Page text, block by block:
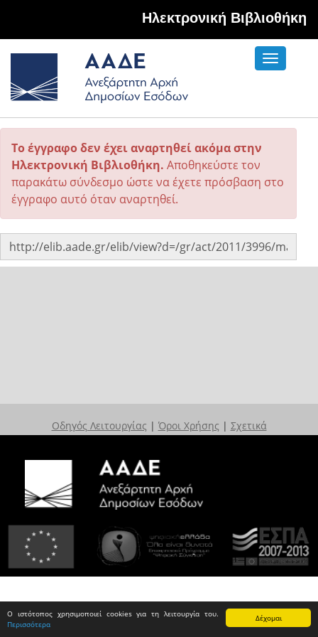
Δέχομαι
Ο ιστότοπος χρησιμοποιεί cookies για τη λειτουργία του.
Περισσότερα
Hλεκτρονική Βιβλιοθήκη
Toggle
Το έγγραφο δεν έχει αναρτηθεί ακόμα στην
Ηλεκτρονική Βιβλιοθήκη. Αποθηκεύστε τον
παρακάτω σύνδεσμο ώστε να έχετε πρόσβαση στο
έγγραφο αυτό όταν αναρτηθεί.
Οδηγός Λειτουργίας | Όροι Χρήσης | Σχετικά